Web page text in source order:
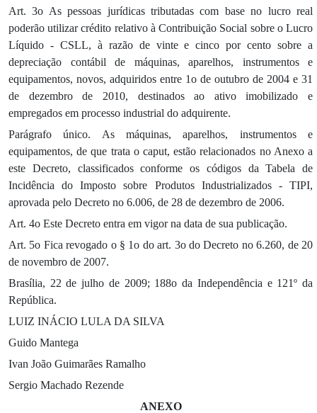
Art. 3o As pessoas jurídicas tributadas com base no lucro real
poderão utilizar crédito relativo à Contribuição Social sobre o Lucro
Líquido - CSLL, à razão de vinte e cinco por cento sobre a
depreciação contábil de máquinas, aparelhos, instrumentos e
equipamentos, novos, adquiridos entre 1o de outubro de 2004 e 31
de dezembro de 2010, destinados ao ativo imobilizado e
empregados em processo industrial do adquirente.
Parágrafo único. As máquinas, aparelhos, instrumentos e
equipamentos, de que trata o caput, estão relacionados no Anexo a
este Decreto, classificados conforme os códigos da Tabela de
Incidência do Imposto sobre Produtos Industrializados - TIPI,
aprovada pelo Decreto no 6.006, de 28 de dezembro de 2006.
Art. 4o Este Decreto entra em vigor na data de sua publicação.
Art. 5o Fica revogado o § 1o do art. 3o do Decreto no 6.260, de 20
de novembro de 2007.
Brasília, 22 de julho de 2009; 188o da Independência e 121º da
República.
LUIZ INÁCIO LULA DA SILVA
Guido Mantega
Ivan João Guimarães Ramalho
Sergio Machado Rezende
ANEXO